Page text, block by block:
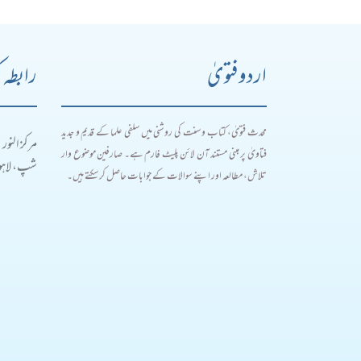
اردو فتویٰ
محدث فتویٰ، کتاب و سنت کی روشنی میں سلفی علما کے قدیم و جدید
فتاویٰ پر مبنی مستند آن لائن پلیٹ فارم ہے۔ صارفین موضوع وار
تلاش، مطالعہ اور اپنے سوالات کے جوابات حاصل کر سکتے ہیں۔
مرکز
شپ،